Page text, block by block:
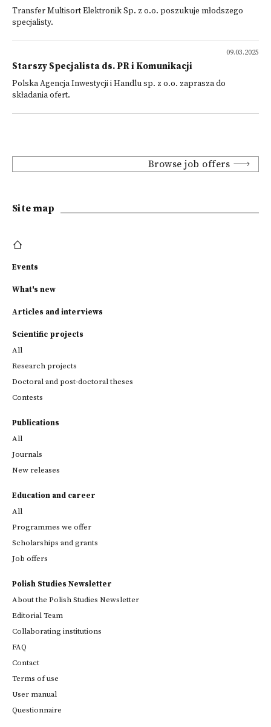
Transfer Multisort Elektronik Sp. z o.o. poszukuje młodszego
specjalisty.
09.03.2025
Starszy Specjalista ds. PR i Komunikacji
Polska Agencja Inwestycji i Handlu sp. z o.o. zaprasza do
składania ofert.
Browse job offers
Site map
Events
What's new
Articles and interviews
Scientific projects
All
Research projects
Doctoral and post-doctoral theses
Contests
Publications
All
Journals
New releases
Education and career
All
Programmes we offer
Scholarships and grants
Job offers
Polish Studies Newsletter
About the Polish Studies Newsletter
Editorial Team
Collaborating institutions
FAQ
Contact
Terms of use
User manual
Questionnaire